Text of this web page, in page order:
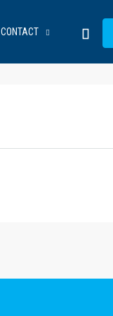
CONTACT